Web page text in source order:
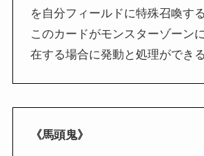
を自分フィールドに特殊召喚す
このカードがモンスターゾーン
在する場合に発動と処理ができる
《馬頭鬼》